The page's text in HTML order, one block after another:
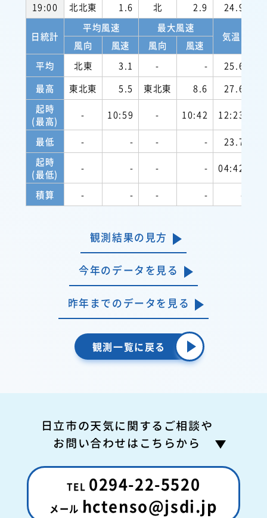
19:00
北北東 1.6 北 2.9 24.9
日統計
平均風速 最大風速
気温
風向 風速 風向
風速
平均
北東 3.1 - - 25.6
最高
東北東 5.5 東北東 8.6
27.6
起時
(最高)
- 10:59 - 10:42 12:23
最低 - - - - 23.7
起時
(最低)
- - - - 04:42
積算 - - - - -
観測結果の見方
今年のデータを見る
昨年までのデータを見る
観測一覧に戻る
日立市の天気に関するご相談や
お問い合わせはこちらから
0294-22-5520
hctenso@jsdi.jp